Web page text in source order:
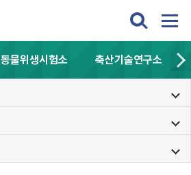
동물위생시험소 축산기술연구소